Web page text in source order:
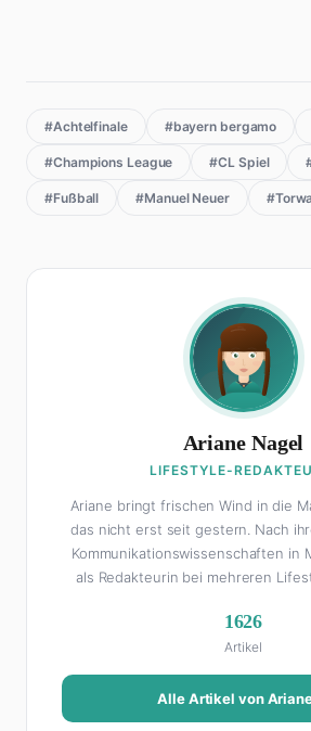
#Achtelfinale #bayern bergamo
#Champions League #CL Spiel
#Fußball #Manuel Neuer
Ariane Nagel
LIFESTYLE-
Ariane bringt frischen Wind in die
das nicht erst seit gestern. Nach
Kommunikationswissenschaften in
als Redakteurin bei mehreren
Als Lifestyle-Redakteurin schreibt
das Leben schöner macht: von
Reise-Tipps über Food-
Beziehungsratgebern, die auch
Ihre Geheimwaffe: Sie weiß
1626
Artikel
Alle Artikel von